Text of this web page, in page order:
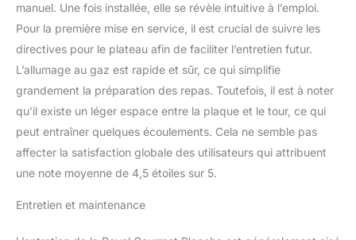
plaque amovible, associé
au bac à graisse
amovible, permet de
résidus d'huile à tout
moment et de les
nettoyer facilement.
Portable et Pratique:
qui en fait un BBQ idéal
pour diverses activités
manuel. Une fois installée, elle se révèle intuitive à l’emploi.
Pour la première mise en service, il est crucial de suivre les
directives pour le plateau afin de faciliter l’entretien futur.
L’allumage au gaz est rapide et sûr, ce qui simplifie
grandement la préparation des repas. Toutefois, il est à noter
qu’il existe un léger espace entre la plaque et le tour, ce qui
peut entraîner quelques écoulements. Cela ne semble pas
affecter la satisfaction globale des utilisateurs qui attribuent
une note moyenne de 4,5 étoiles sur 5.
Entretien et maintenance